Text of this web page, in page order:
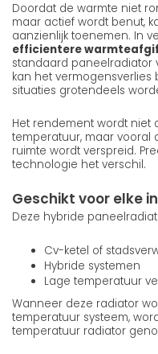
Doordat de warmte niet
maar actief wordt benut,
aanzienlijk toenemen. In
efficientere
standaard paneelradiator
kan het
situaties grotendeels
Het rendement wordt niet
temperatuur, maar vooral
ruimte wordt verspreid.
technologie het verschil.
Geschikt voor elke
Deze hybride
Cv-ketel of
Hybride systemen
Lage temperatuur
Wanneer deze radiator
temperatuur systeem,
temperatuur radiator